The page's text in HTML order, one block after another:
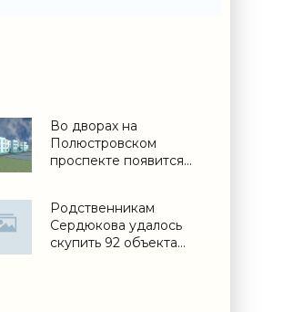
Во дворах на
Полюстровском
проспекте появится
Родственникам
Сердюкова удалось
скупить 92 объекта